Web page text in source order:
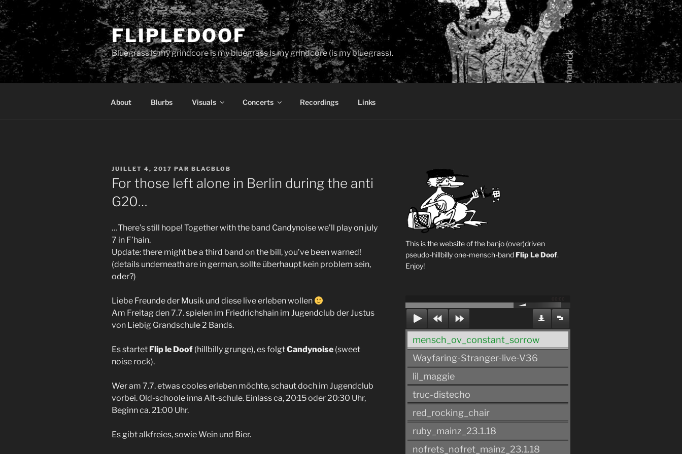
Aller
au
contenu
principal
FLIPLEDOOF
Bluegrass is my grindcore is my bluegrass is my grindcore (is my bluegrass).
About Blurbs Visuals Concerts Recordings Links
PUBLIÉ
LE
JUILLET 4, 2017 PAR BLACBLOB
For those left alone in Berlin during the anti
G20…
…There’s still hope! Together with the band Candynoise we’ll play on july
7 in F’hain.
Update: there might be a third band on the bill, you’ve been warned!
(details underneath are in german, sollte überhaupt kein problem sein,
oder?)
Liebe Freunde der Musik und diese live erleben wollen
Am Freitag den 7.7. spielen im Friedrichshain im Jugendclub der Justus
von Liebig Grandschule 2 Bands.
Es startet Flip le Doof (hillbilly grunge),es folgtCandynoise (sweet
noise rock).
Wer am 7.7. etwas cooles erleben möchte, schaut doch im Jugendclub
vorbei. Old-schoole inna Alt-schule. Einlass ca, 20:15 oder 20:30 Uhr,
Beginn ca. 21:00 Uhr.
Es gibt alkfreies, sowie Wein und Bier.
This is the website of the banjo (over)driven
pseudo-hillbilly one-mensch-bandFlip Le Doof.
Enjoy!
00:00
mensch_ov_constant_sorrow
Wayfaring-Stranger-live-V36
lil_maggie
truc-distecho
red_rocking_chair
ruby_mainz_23.1.18
nofrets_nofret_mainz_23.1.18